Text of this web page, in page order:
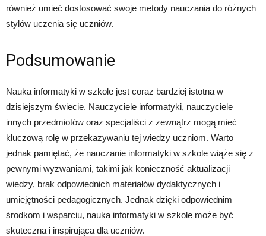
również umieć dostosować swoje metody nauczania do różnych
stylów uczenia się uczniów.
Podsumowanie
Nauka informatyki w szkole jest coraz bardziej istotna w
dzisiejszym świecie. Nauczyciele informatyki, nauczyciele
innych przedmiotów oraz specjaliści z zewnątrz mogą mieć
kluczową rolę w przekazywaniu tej wiedzy uczniom. Warto
jednak pamiętać, że nauczanie informatyki w szkole wiąże się z
pewnymi wyzwaniami, takimi jak konieczność aktualizacji
wiedzy, brak odpowiednich materiałów dydaktycznych i
umiejętności pedagogicznych. Jednak dzięki odpowiednim
środkom i wsparciu, nauka informatyki w szkole może być
skuteczna i inspirująca dla uczniów.